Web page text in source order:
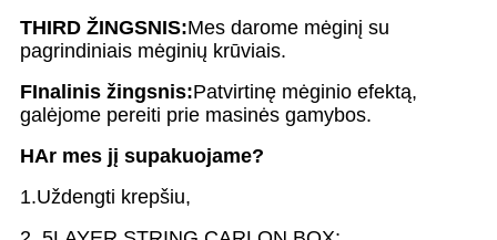
THIRD ŽINGSNIS:Mes darome mėginį su
pagrindiniais mėginių krūviais.
FInalinis žingsnis:Patvirtinę mėginio efektą,
galėjome pereiti prie masinės gamybos.
HAr mes jį supakuojame?
1.Uždengti krepšiu,